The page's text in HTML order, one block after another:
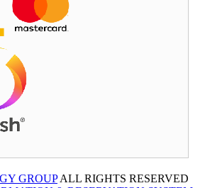
GROUPALL RIGHTS RESERVED